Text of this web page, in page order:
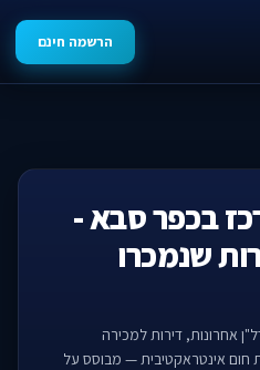
הרשמה חינם
בכפר סבא -
שנמכרו
אחרונות, דירות למכירה
חום אינטראקטיבית — מבוסס על